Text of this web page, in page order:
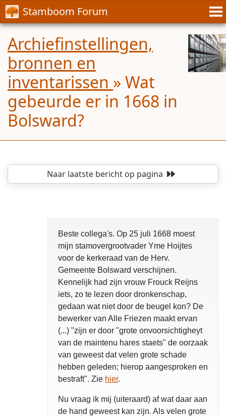
Stamboom Forum
Archiefinstellingen,
bronnen en
inventarissen » Wat
gebeurde er in 1668 in
Bolsward?
Naar laatste berichtop pagina
Beste collega's. Op 25 juli 1668 moest
mijn stamovergrootvader Yme Hoijtes
voor de kerkeraad van de Herv.
Gemeente Bolsward verschijnen.
Kennelijk had zijn vrouw Frouck Reijns
iets, zo te lezen door dronkenschap,
gedaan wat niet door de beugel kon? De
bewerker van Alle Friezen maakt ervan
(...) "zijn er door "grote onvoorsichtigheyt
van de maintenu hares staets" de oorzaak
van geweest dat velen grote schade
hebben geleden; hierop aangesproken en
bestraft". Zie hier.
Nu vraag ik mij (uiteraard) af wat daar aan
de hand geweest kan zijn. Als velen grote